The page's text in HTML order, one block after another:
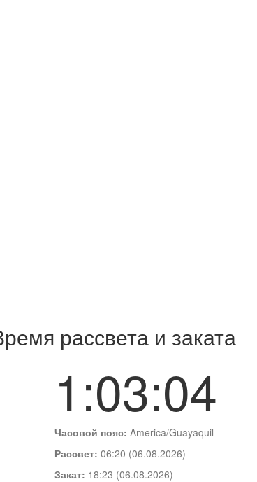
рассвета и заката
1:03:04
Часовой пояс: America/Guayaquil
Рассвет: 06:20 (06.08.2026)
Закат: 18:23 (06.08.2026)